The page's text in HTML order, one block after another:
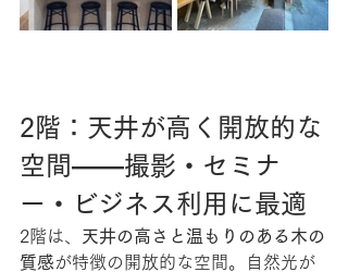
2階：天井が高く開放的な
空間――撮影・セミナ
ー・ビジネス利用に最適
2階は、 天井の高さと温もりのある木の
質感が特徴の開放的な空間。自然光が